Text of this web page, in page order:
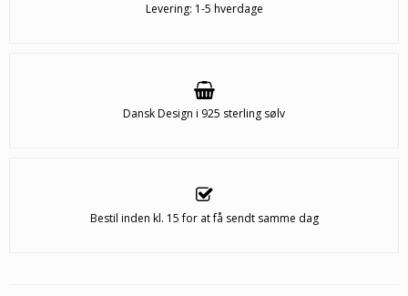
Levering: 1-5 hverdage
Dansk Design i 925 sterling sølv
Bestil inden kl. 15 for at få sendt samme dag